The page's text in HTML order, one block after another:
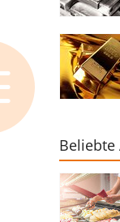
Beliebte